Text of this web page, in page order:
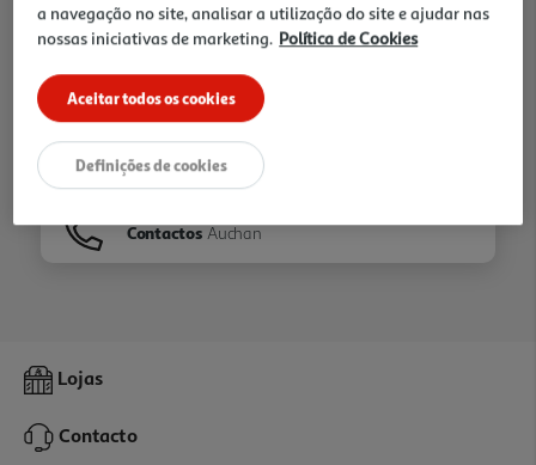
Ir para Homepage
Folhetos
Contactos Auchan
Lojas
Contacto
a navegação no site, analisar a utilização do site e ajudar nas
nossas iniciativas de marketing. Política de Cookies
Aceitar todos os cookies
Definições de cookies